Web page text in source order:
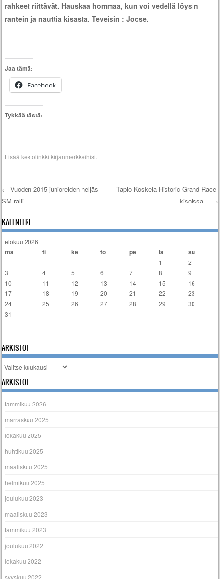
rahkeet riittävät. Hauskaa hommaa, kun voi vedellä löysin
rantein ja nauttia kisasta. Teveisin : Joose.
Jaa tämä:
Facebook
Tykkää tästä:
Lisääkestolinkki kirjanmerkkeihisi.
Artikkelien selaus
← Vuoden 2015 junioreiden neljäs
SM­ ralli.
Tapio Koskela Historic Grand Race-
kisoissa… →
KALENTERI
elokuu 2026
ma ti ke to pe la su
1
2
3
4 5 6 7 8
9
10
11 12 13 14 15
16
17
18 19 20 21 22
23
24
25 26 27 28 29
30
31
ARKISTOT
Arkistot
ARKISTOT
tammikuu 2026
marraskuu 2025
lokakuu 2025
huhtikuu 2025
maaliskuu 2025
helmikuu 2025
joulukuu 2023
maaliskuu 2023
tammikuu 2023
joulukuu 2022
lokakuu 2022
syyskuu 2022